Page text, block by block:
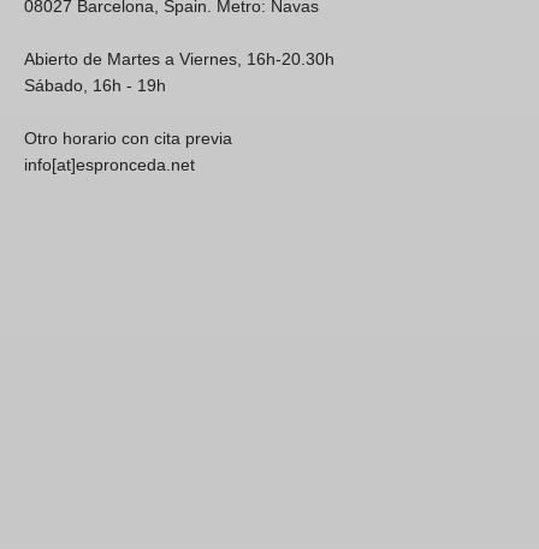
08027 Barcelona, Spain. Metro: Navas
Abierto de Martes a Viernes, 16h-20.30h
Sábado, 16h - 19h
Otro horario con cita previa
info[at]espronceda.net